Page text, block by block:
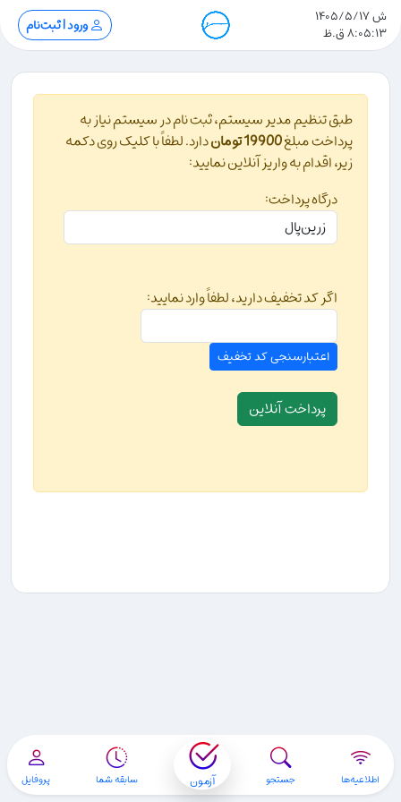
ش 1405/5/17
8:05:13 ق.ظ
ورود | ثبت‌نام
اطلاعیه‌ها جستجو آزمون سابقه شما پروفایل
طبق تنظیم مدیر سیستم، ثبت نام در سیستم نیاز به
پرداخت مبلغ19900 تومان
دارد. لطفاً با کلیک روی دکمه
زیر، اقدام به واریز آنلاین نمایید:
درگاه پرداخت:
اگر کد تخفیف دارید، لطفاً وارد نمایید: